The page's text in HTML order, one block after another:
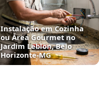
Instalação em Cozinha
ou Área Gourmet no
Jardim Leblon, Belo
Horizonte‑MG